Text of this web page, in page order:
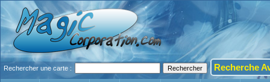
Rechercher une carte : Recherche